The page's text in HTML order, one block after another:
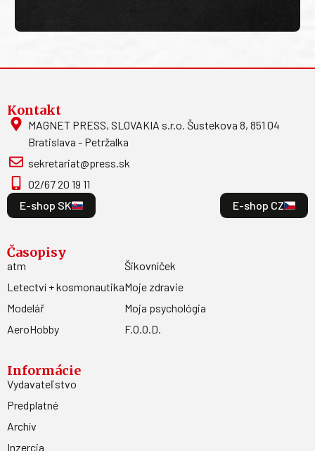
Kontakt
MAGNET PRESS, SLOVAKIA s.r.o. Šustekova 8, 851 04
Bratislava - Petržalka
sekretariat@press.sk
02/67 20 19 11
E-shop SK
E-shop CZ
Časopisy
atm
Letectví + kosmonautika
Modelář
AeroHobby
Šikovníček
Moje zdravie
Moja psychológia
F.O.O.D.
Informácie
Vydavateľstvo
Predplatné
Archív
Inzercia